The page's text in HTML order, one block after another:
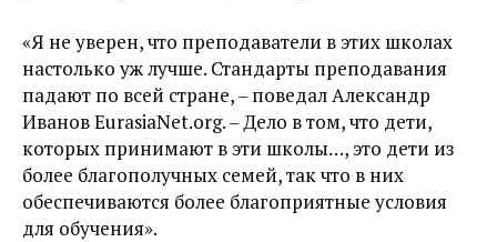
«Я не уверен, что преподаватели в этих школах
настолько уж лучше. Стандарты преподавания
падают по всей стране, – поведал Александр
Иванов EurasiaNet.org. – Дело в том, что дети,
которых принимают в эти школы…, это дети из
более благополучных семей, так что в них
обеспечиваются более благоприятные условия
для обучения».